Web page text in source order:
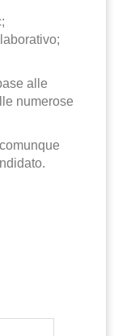
alle
numerose